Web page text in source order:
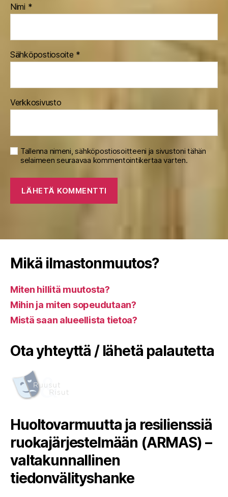
Nimi *
Sähköpostiosoite *
Verkkosivusto
Tallenna nimeni, sähköpostiosoitteeni ja sivustoni tähän
selaimeen seuraavaa kommentointikertaa varten.
Mikä ilmastonmuutos?
Miten hillitä muutosta?
Mihin ja miten sopeudutaan?
Mistä saan alueellista tietoa?
Ota yhteyttä / lähetä palautetta
Huoltovarmuutta ja resilienssiä
ruokajärjestelmään (ARMAS) –
valtakunnallinen
tiedonvälityshanke